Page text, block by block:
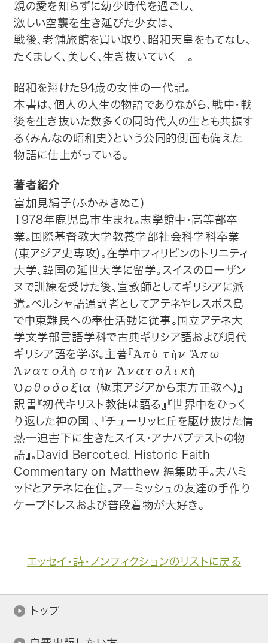
画像・文章の使用について
企業情報
親の愛を知らずに幼少時代を過ごし、
激しい空襲を生き延びた少女は、
戦後、老舗旅館を買い取り、昭和天皇をもてなし、
たくましく、美しく、生き抜いていく―。
昭和を翔けた94歳の女性の一代記。
本書は、個人の人生の物語でありながら、戦中・戦
後を生き抜いた数多くの同時代人の生とも共振す
る〈みんなの昭和史〉という公同的側面も備えた
物語に仕上がっている。
著者紹介
富加見絹子(ふかみきぬこ)
1978年鹿児島市生まれ。志學館中・高等部卒
業。国際基督教大学教養学部社会科学科卒業
(東アジア史専攻)。在学中フィリピンのトリニティ
大学、韓国の延世大学に留学。スイスのローザン
ヌで訓練を受けた後、宣教師としてギリシアに派
遣。ペルシャ語通訳者としてアテネやレスボス島
で中東難民への奉仕活動に従事。国立アテネ大
学文学部言語学科で古典ギリシア語および現代
ギリシア語を学ぶ。主著『Ἀπὸ τὴν Ἄπω
Ἀνατολὴ στὴν Ἀνατολικὴ
Ὀρθοδοξία (極東アジアから東方正教へ)』
訳書『初代キリスト教徒は語る』『世界中をひっく
り返した神の国』、『チューリッヒ丘を駆け抜けた情
熱―迫害下に生きたスイス・アナバプテストの物
語』。David Bercot,ed. Historic Faith
Commentary on Matthew 編集助手。夫ハミ
ッドとアテネに在住。アーミッシュの友達の手作り
ケープドレスおよび普段着物が大好き。
エッセイ・詩・ノンフィクションのリストに戻る
トップ